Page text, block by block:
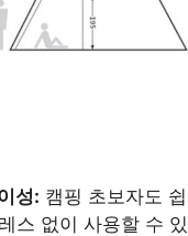
성: 캠핑 초보자도
스 없이 사용할 수